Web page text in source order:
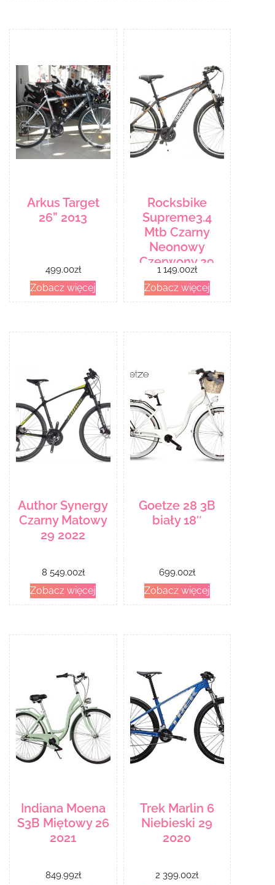
Arkus Target
26” 2013
499.00zł
Zobacz więcej
Rocksbike
Supreme3.4
Mtb Czarny
Neonowy
Czerwony 29
2022
1 149.00zł
Zobacz więcej
Author Synergy
Czarny Matowy
29 2022
8 549.00zł
Zobacz więcej
Goetze 28 3B
biały 18″
699.00zł
Zobacz więcej
Indiana Moena
S3B Miętowy 26
2021
849.99zł
Trek Marlin 6
Niebieski 29
2020
2 399.00zł